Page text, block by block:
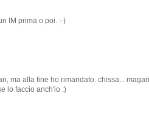
IM prima o poi. :-)
ma alla fine ho rimandato. chissa...
lo faccio anch'io :)